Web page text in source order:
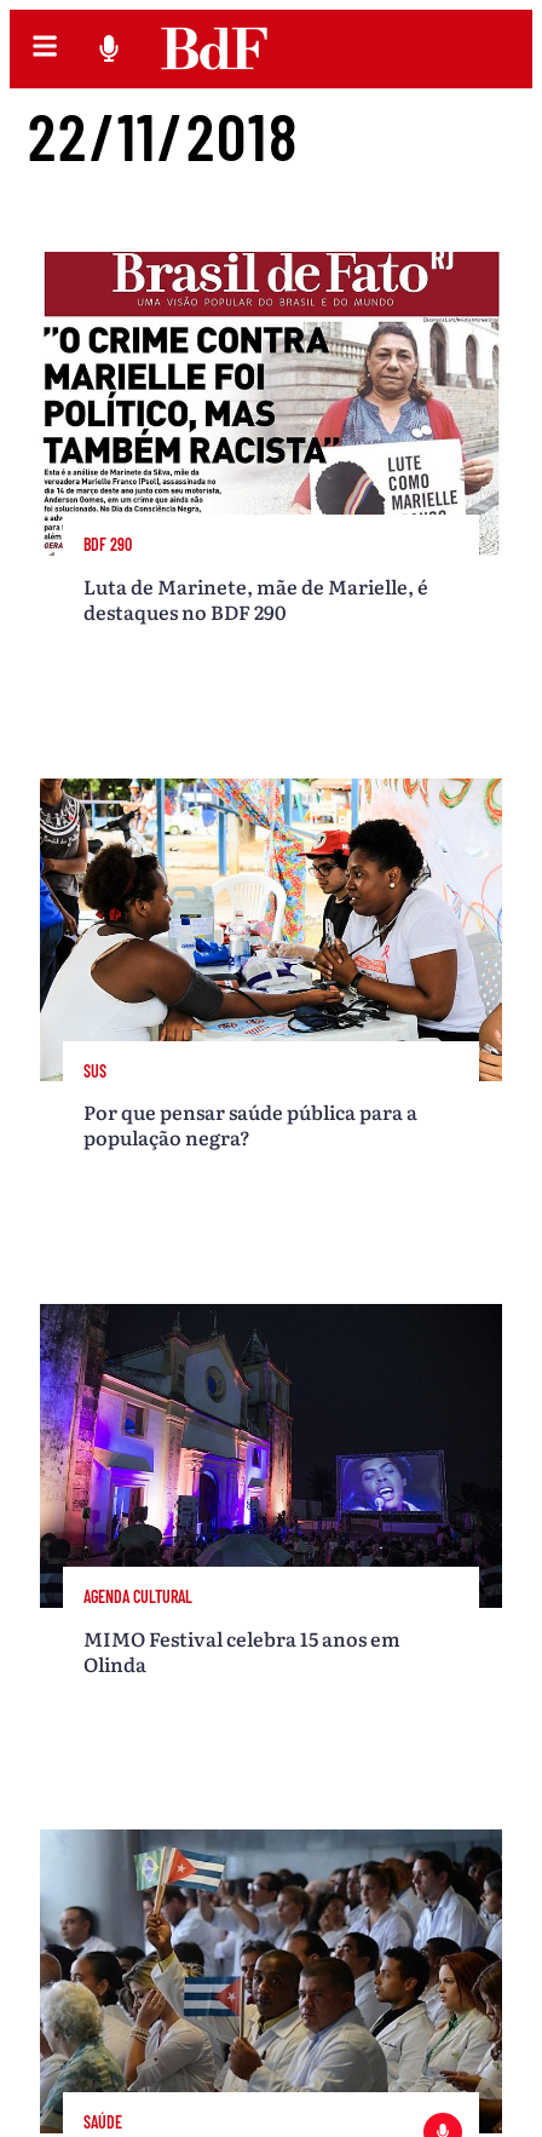
22/11/2018
BDF 290
Luta de Marinete, mãe de Marielle, é
destaques no BDF 290
SUS
Por que pensar saúde pública para a
população negra?
AGENDA CULTURAL
MIMO Festival celebra 15 anos em
Olinda
SAÚDE